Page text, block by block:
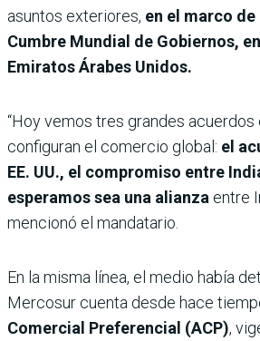
asuntos exteriores, en el marco
Cumbre Mundial de Gobiernos,
Emiratos Árabes Unidos.
“Hoy vemos tres grandes
configuran el comercio global: el
EE. UU., el compromiso entre
esperamos sea una alianza entre
mencionó el mandatario.
En la misma línea, el medio había
Mercosur cuenta desde hace
Comercial Preferencial (ACP),